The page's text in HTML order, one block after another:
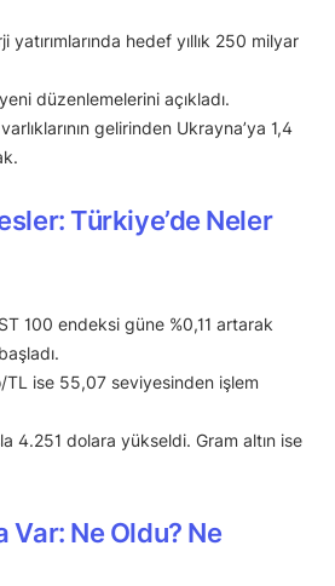
yatırımlarında hedef yıllık 250 milyar
düzenlemelerini açıkladı.
gelirinden Ukrayna’ya 1,4
Türkiye’de Neler
100 endeksi güne %0,11 artarak
TL ise 55,07 seviyesinden işlem
4.251 dolara yükseldi. Gram altın ise
Var: Ne Oldu? Ne